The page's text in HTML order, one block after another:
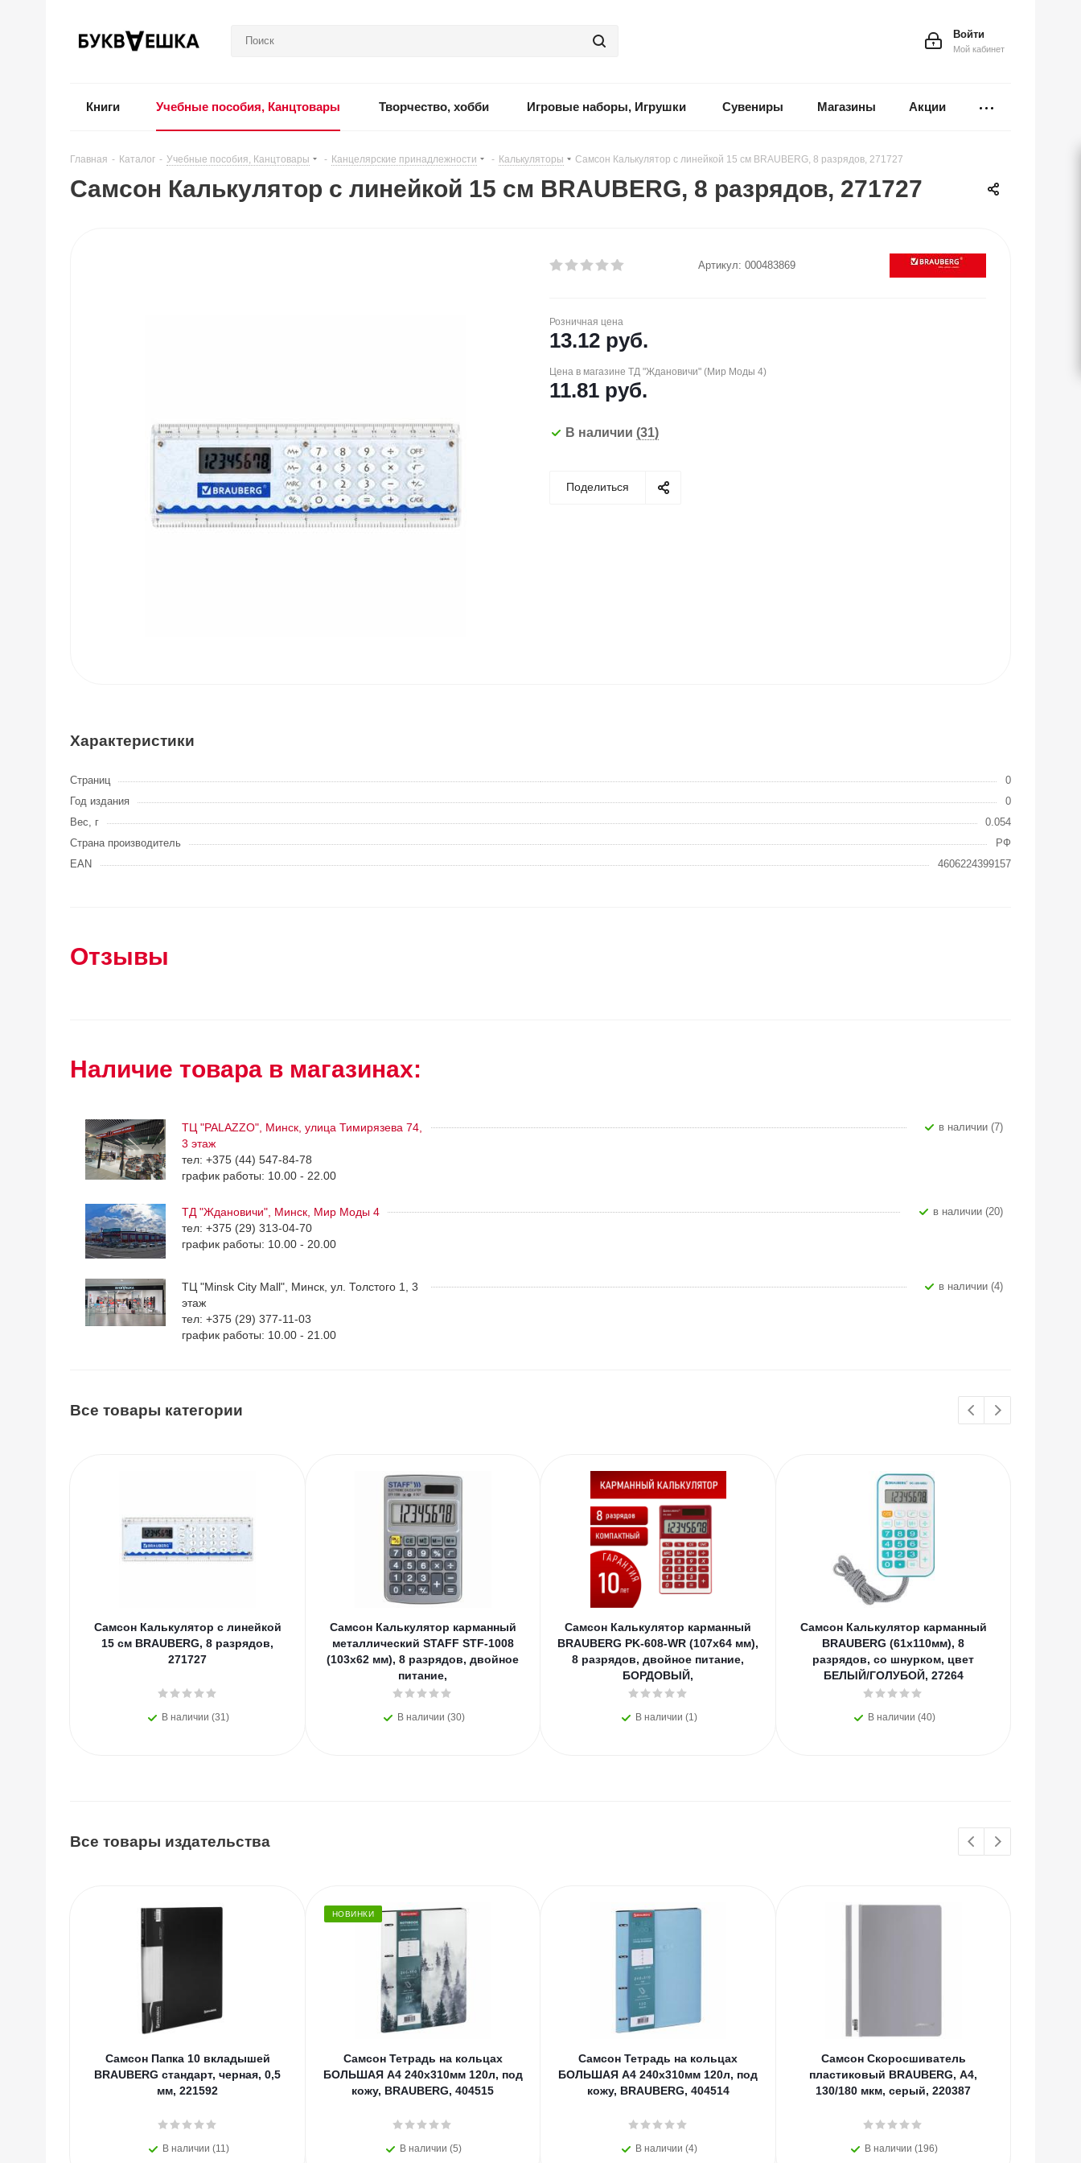
Войти
Мой кабинет
Книги Учебные пособия, Канцтовары Творчество, хобби Игровые наборы, Игрушки Сувениры Магазины Акции
Главная - Каталог - Учебные пособия, Канцтовары - Канцелярские принадлежности - Калькуляторы - Самсон Калькулятор с линейкой 15 см BRAUBERG, 8 разрядов, 271727
Самсон Калькулятор с линейкой 15 см BRAUBERG, 8 разрядов, 271727
Артикул: 000483869
Розничная цена
13.12 руб.
Цена в магазине ТД "Ждановичи" (Мир Моды 4)
11.81 руб.
В наличии (31)
Поделиться
Характеристики
Страниц
0
Год издания
0
Вес, г
0.054
Страна производитель
РФ
EAN
4606224399157
Отзывы
Наличие товара в магазинах:
ТЦ "PALAZZO", Минск, улица Тимирязева 74,
3 этаж
тел: +375 (44) 547-84-78
график работы: 10.00 - 22.00
В наличии (7)
ТД "Ждановичи", Минск, Мир Моды 4
тел: +375 (29) 313-04-70
график работы: 10.00 - 20.00
В наличии (20)
ТЦ "Minsk City Mall", Минск, ул. Толстого 1, 3
этаж
тел: +375 (29) 377-11-03
график работы: 10.00 - 21.00
В наличии (4)
Все товары категории
Самсон Калькулятор с линейкой
15 см BRAUBERG, 8 разрядов,
271727
В наличии (31)
Самсон Калькулятор карманный
металлический STAFF STF-1008
(103х62 мм), 8 разрядов, двойное
питание,
В наличии (30)
Самсон Калькулятор карманный
BRAUBERG PK-608-WR (107x64 мм),
8 разрядов, двойное питание,
БОРДОВЫЙ,
В наличии (1)
Самсон Калькулятор карманный
BRAUBERG (61x110мм), 8
разрядов, со шнурком, цвет
БЕЛЫЙ/ГОЛУБОЙ, 27264
В наличии (40)
Все товары издательства
Самсон Папка 10 вкладышей
BRAUBERG стандарт, черная, 0,5
мм, 221592
В наличии (11)
НОВИНКИ
Самсон Тетрадь на кольцах
БОЛЬШАЯ А4 240х310мм 120л, под
кожу, BRAUBERG, 404515
В наличии (5)
Самсон Тетрадь на кольцах
БОЛЬШАЯ А4 240х310мм 120л, под
кожу, BRAUBERG, 404514
В наличии (4)
Самсон Скоросшиватель
пластиковый BRAUBERG, А4,
130/180 мкм, серый, 220387
В наличии (196)